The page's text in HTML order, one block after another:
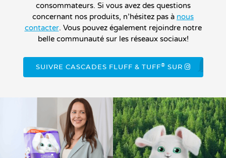
consommateurs. Si vous avez des questions
concernant nos produits, n’hésitez pas à nous
contacter. Vous pouvez également rejoindre notre
belle communauté sur les réseaux sociaux!
SUIVRE CASCADES FLUFF & TUFF® SUR